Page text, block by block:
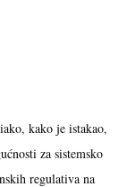
kako je istakao,
za sistemsko
regulativa na